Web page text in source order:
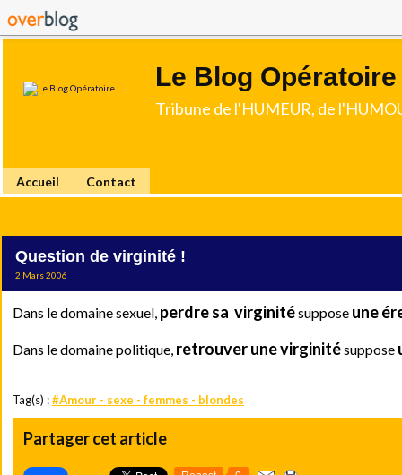
Le Blog Opératoire
Tribune de l'HUMEUR, de
Accueil Contact
Question de virginité !
2 Mars 2006
Dans le domaine sexuel, perdre sa virginitésuppose une
Dans le domaine politique, retrouver une virginitésuppose
Tag(s) :#Amour - sexe - femmes - blondes
Partager cet article